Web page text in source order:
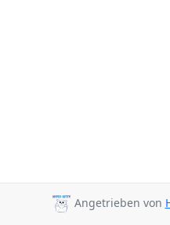
Angetrieben von